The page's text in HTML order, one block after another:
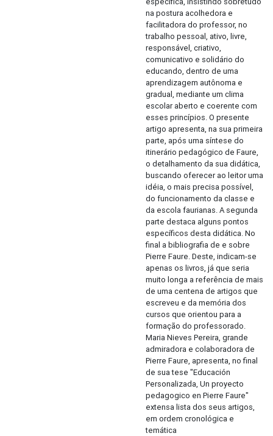
na postura acolhedora e
facilitadora do professor, no
trabalho pessoal, ativo, livre,
responsável, criativo,
comunicativo e solidário do
educando, dentro de uma
aprendizagem autônoma e
gradual, mediante um clima
escolar aberto e coerente com
esses princípios. O presente
artigo apresenta, na sua primeira
parte, após uma síntese do
itinerário pedagógico de Faure,
o detalhamento da sua didática,
buscando oferecer ao leitor uma
idéia, o mais precisa possível,
do funcionamento da classe e
da escola faurianas. A segunda
parte destaca alguns pontos
específicos desta didática. No
final a bibliografia de e sobre
Pierre Faure. Deste, indicam-se
apenas os livros, já que seria
muito longa a referência de mais
de uma centena de artigos que
escreveu e da memória dos
cursos que orientou para a
formação do professorado.
Maria Nieves Pereira, grande
admiradora e colaboradora de
Pierre Faure, apresenta, no final
de sua tese "Educación
Personalizada, Un proyecto
pedagogico en Pierre Faure"
extensa lista dos seus artigos,
em ordem cronológica e
temática